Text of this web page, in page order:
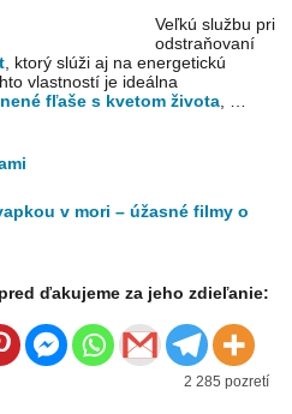
Veľkú službu pri
odstraňovaní
, ktorý slúži aj na energetickú
vlastností je ideálna
fľaše s kvetom života
v mori – úžasné filmy o
ďakujeme za jeho zdieľanie:
2 285 pozretí